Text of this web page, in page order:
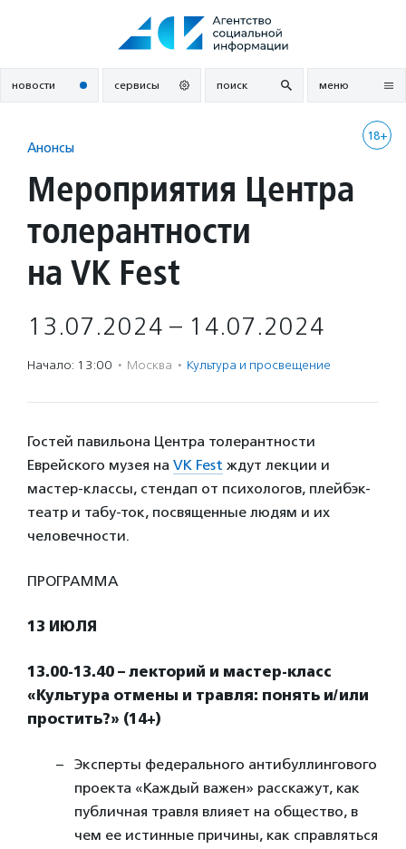
новости сервисы поиск меню
18+
Анонсы
Мероприятия Центра
толерантности
на VK Fest
13.07.2024 – 14.07.2024
Начало: 13:00 · Москва · Культура и просвещение
Гостей павильона Центра толерантности
Еврейского музея на VK Fest ждут лекции и
мастер-классы, стендап от психологов, плейбэк-
театр и табу-ток, посвященные людям и их
человечности.
ПРОГРАММА
13 ИЮЛЯ
13.00-13.40 – лекторий и мастер-класс
«Культура отмены и травля: понять и/или
простить?» (14+)
Эксперты федерального антибуллингового
проекта «Каждый важен» расскажут, как
публичная травля влияет на общество, в
чем ее истинные причины, как справляться